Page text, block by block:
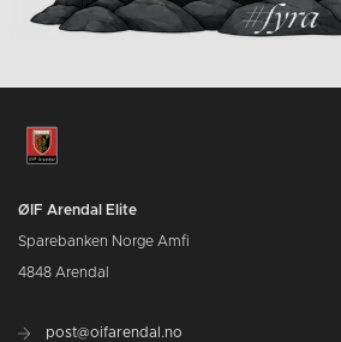
ØIF Arendal Elite
Sparebanken Norge Amfi
4848 Arendal
post@oifarendal.no